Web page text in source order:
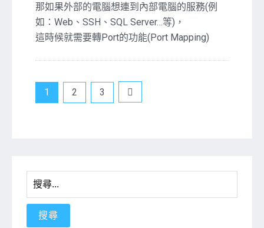
Port
Mapping〉
中
那如果外部的電腦想連到內部電腦的服務(例
如：Web、SSH、SQL Server…等)，
這時候就需要轉Port的功能(Port Mapping)
文
1 2 3
搜
尋
關